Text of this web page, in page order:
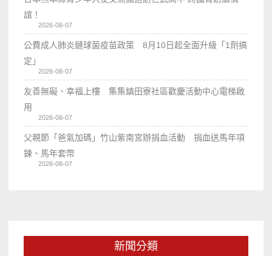
誼！
2026-08-07
公費成人肺炎鏈球菌疫苗政策 8月10日起全面升級「1劑搞
定」
2026-08-07
友善無礙、幸福上樓 集集鎮田寮社區歡慶活動中心電梯啟
用
2026-08-07
父親節「爸氣加碼」竹山紫南宮辦捐血活動 捐血送馬年項
鍊、馬年套幣
2026-08-07
新聞分類